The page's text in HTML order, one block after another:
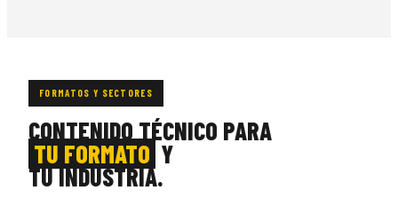
FORMATOS Y SECTORES
CONTENIDO TÉCNICO PARA
TU FORMATO Y
TU INDUSTRIA.